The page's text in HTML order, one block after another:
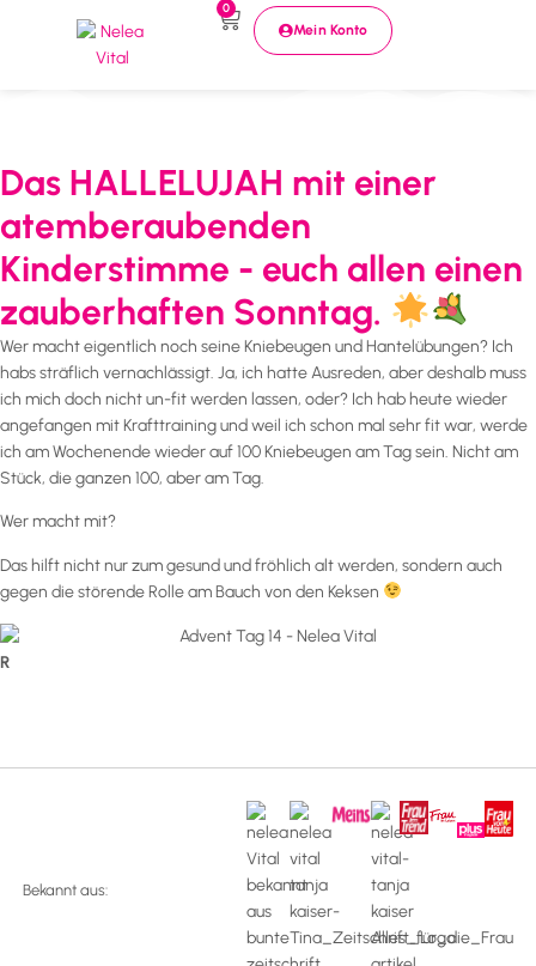
0
Mein Konto
Das HALLELUJAH mit einer
atemberaubenden
Kinderstimme - euch allen einen
zauberhaften Sonntag.
Wer macht eigentlich noch seine Kniebeugen und Hantelübungen? Ich
habs sträflich vernachlässigt. Ja, ich hatte Ausreden, aber deshalb muss
ich mich doch nicht un-fit werden lassen, oder? Ich hab heute wieder
angefangen mit Krafttraining und weil ich schon mal sehr fit war, werde
ich am Wochenende wieder auf 100 Kniebeugen am Tag sein. Nicht am
Stück, die ganzen 100, aber am Tag.
Wer macht mit?
Das hilft nicht nur zum gesund und fröhlich alt werden, sondern auch
gegen die störende Rolle am Bauch von den Keksen
R
Bekannt aus: